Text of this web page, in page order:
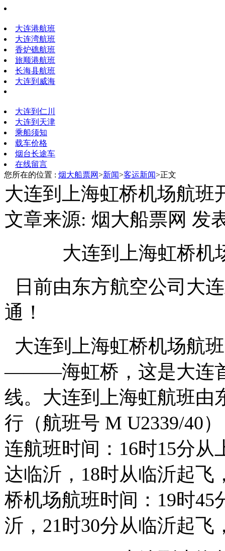
大连港航班
大连湾航班
香炉礁航班
旅顺港航班
长海县航班
大连到威海
大连到仁川
大连到天津
乘船须知
载车价格
烟台长途车
在线留言
您所在的位置 : 烟大船票网>新闻>客运新闻>正文
大连到上海虹桥机场航班
文章来源: 烟大船票网 发
大连到上海虹桥机
日前由东方航空公司大
通！
大连到上海虹桥机场
———海虹桥，这是大连
线。大连到上海虹航班由
行（航班号 M U2339/40
连航班时间：16时15分从
达临沂，18时从临沂起飞
桥机场航班时间：19时45
沂，21时30分从临沂起飞